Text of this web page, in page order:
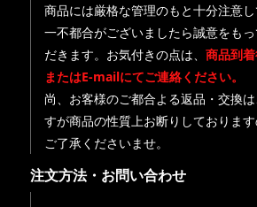
商品には厳格な管理のもと十分注意
一不都合がございましたら誠意をも
だきます。お気付きの点は、 商品到着
またはE-mailにてご連絡ください。
尚、お客様のご都合よる返品・交換
すが商品の性質上お断りしておりま
ご了承くださいませ。
注文方法・お問い合わせ